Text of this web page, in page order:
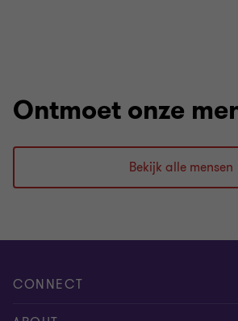
Ontmoet onze
Bekijk alle mensen
CONNECT